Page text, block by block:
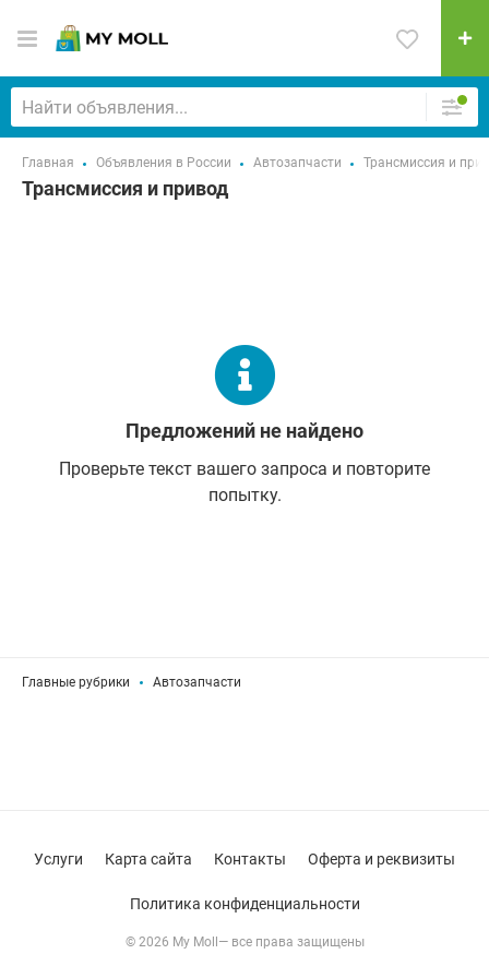
Главная Объявления в России Автозапчасти Трансмиссия и
Трансмиссия и привод
Предложений не найдено
Проверьте текст вашего запроса и повторите
попытку.
Главные рубрики Автозапчасти
© 2026 My Moll— все права защищены
Услуги Карта сайта Контакты Оферта и реквизиты
Политика конфиденциальности